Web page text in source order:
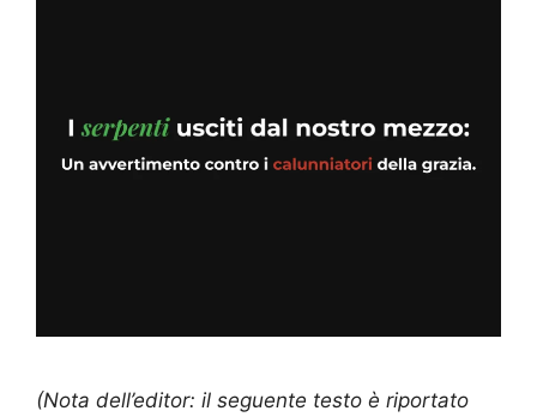
(Nota dell’editor: il seguente testo è riportato